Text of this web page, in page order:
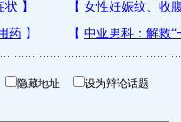
隐藏地址 设为辩论话题